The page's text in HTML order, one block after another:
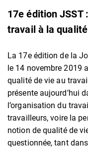
17e édition JSST
travail à la
La 17e édition de la
le 14 novembre 2019
qualité de vie au
présente aujourd’hui
l’organisation du
travailleurs, voire la
notion de qualité de
questionnée, tant